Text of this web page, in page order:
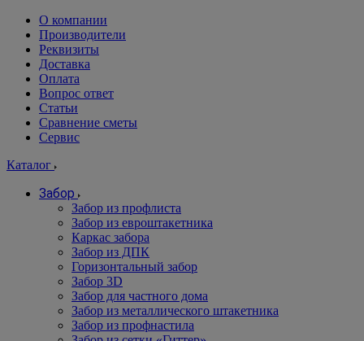
О компании
Производители
Реквизиты
Доставка
Оплата
Вопрос ответ
Статьи
Сравнение сметы
Сервис
Каталог
Забор
Забор из профлиста
Забор из евроштакетника
Каркас забора
Забор из ДПК
Горизонтальный забор
Забор 3D
Забор для частного дома
Забор из металлического штакетника
Забор из профнастила